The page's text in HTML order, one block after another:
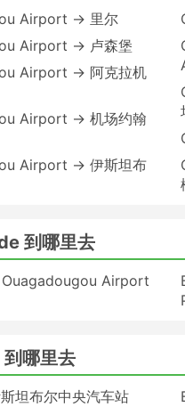
Airport → 里尔
Airport → 卢森堡
Airport → 阿克拉机
Airport → 机场约翰
Airport → 伊斯坦布
到哪里去
Airport
哪里去
坦布尔中央汽车站